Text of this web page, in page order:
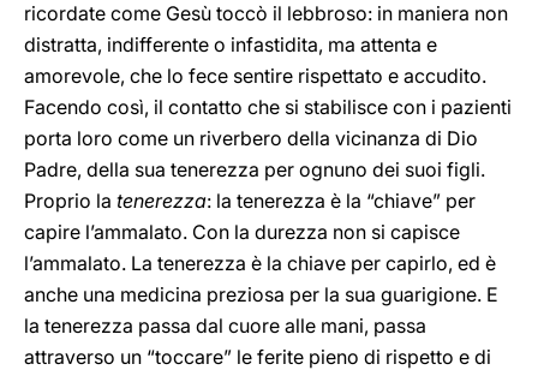
ricordate come Gesù toccò il lebbroso: in maniera non
distratta, indifferente o infastidita, ma attenta e
amorevole, che lo fece sentire rispettato e accudito.
Facendo così, il contatto che si stabilisce con i pazienti
porta loro come un riverbero della vicinanza di Dio
Padre, della sua tenerezza per ognuno dei suoi figli.
Proprio la tenerezza: la tenerezza è la “chiave” per
capire l’ammalato. Con la durezza non si capisce
l’ammalato. La tenerezza è la chiave per capirlo, ed è
anche una medicina preziosa per la sua guarigione. E
la tenerezza passa dal cuore alle mani, passa
attraverso un “toccare” le ferite pieno di rispetto e di